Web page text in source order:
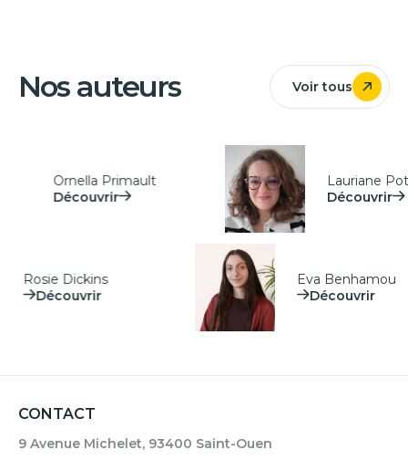
Nos auteurs Voir tous
Ornella Primault
Découvrir
Lauriane
Découvrir
Eva Benhamou
Découvrir
Rosie Dickins
Découvrir
CONTACT
9 Avenue Michelet, 93400 Saint-Ouen